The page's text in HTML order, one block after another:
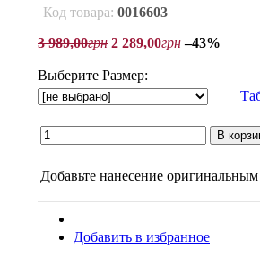
Код товара: 0016603
3 989,00грн 2 289,00грн –43%
Выберите Размер:
В
Добавьте нанесение
Добавить в избранное